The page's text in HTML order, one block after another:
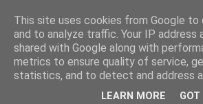
This site uses cookies from Google to
and to analyze traffic. Your IP address
shared with Google along with
metrics to ensure quality of service,
statistics, and to detect and address
LEARN MORE GOT